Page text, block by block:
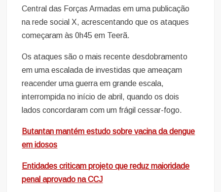
Central das Forças Armadas em uma publicação
na rede social X, acrescentando que os ataques
começaram às 0h45 em Teerã.
Os ataques são o mais recente desdobramento
em uma escalada de investidas que ameaçam
reacender uma guerra em grande escala,
interrompida no início de abril, quando os dois
lados concordaram com um frágil cessar-fogo.
Butantan mantém estudo sobre vacina da dengue
em idosos
Entidades criticam projeto que reduz maioridade
penal aprovado na CCJ